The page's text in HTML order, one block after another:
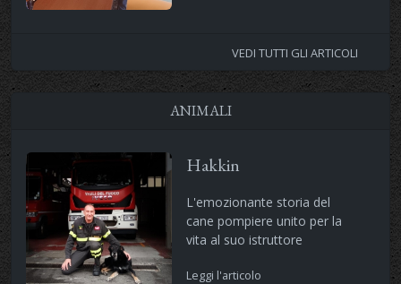
VEDI TUTTI GLI ARTICOLI
ANIMALI
Hakkin
L'emozionante storia del
cane pompiere unito per la
vita al suo istruttore
Leggi l'articolo